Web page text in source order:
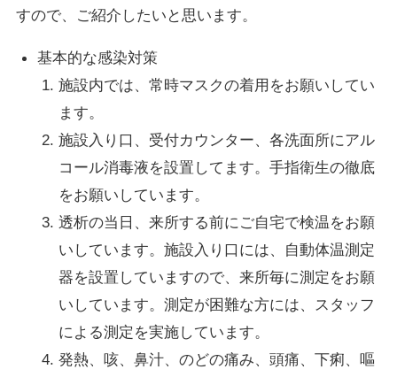
すので、ご紹介したいと思います。
基本的な感染対策
施設内では、常時マスクの着用をお願いしてい
ます。
施設入り口、受付カウンター、各洗面所にアル
コール消毒液を設置してます。手指衛生の徹底
をお願いしています。
透析の当日、来所する前にご自宅で検温をお願
いしています。施設入り口には、自動体温測定
器を設置していますので、来所毎に測定をお願
いしています。測定が困難な方には、スタッフ
による測定を実施しています。
発熱、咳、鼻汁、のどの痛み、頭痛、下痢、嘔